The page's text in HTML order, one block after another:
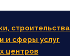
и сферы услуг
центров